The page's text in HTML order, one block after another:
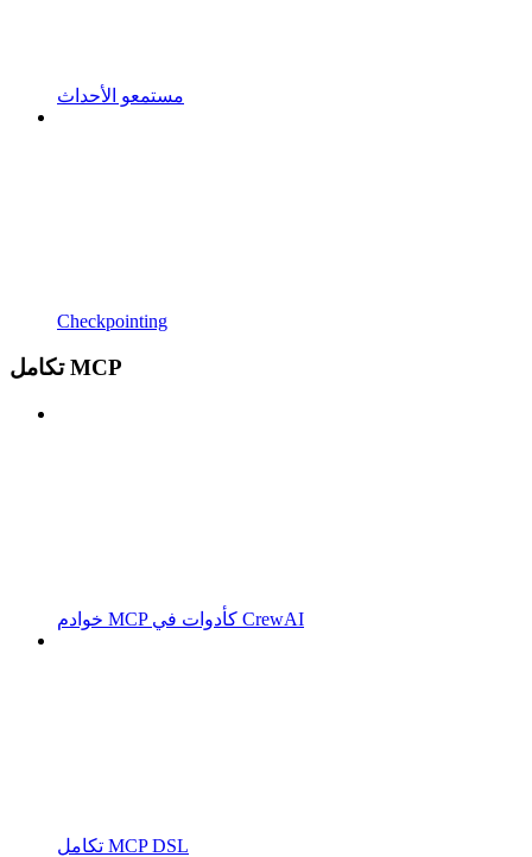
مستمعو الأحداث
Checkpointing
تكامل MCP
خوادم MCP كأدوات في CrewAI
تكامل MCP DSL